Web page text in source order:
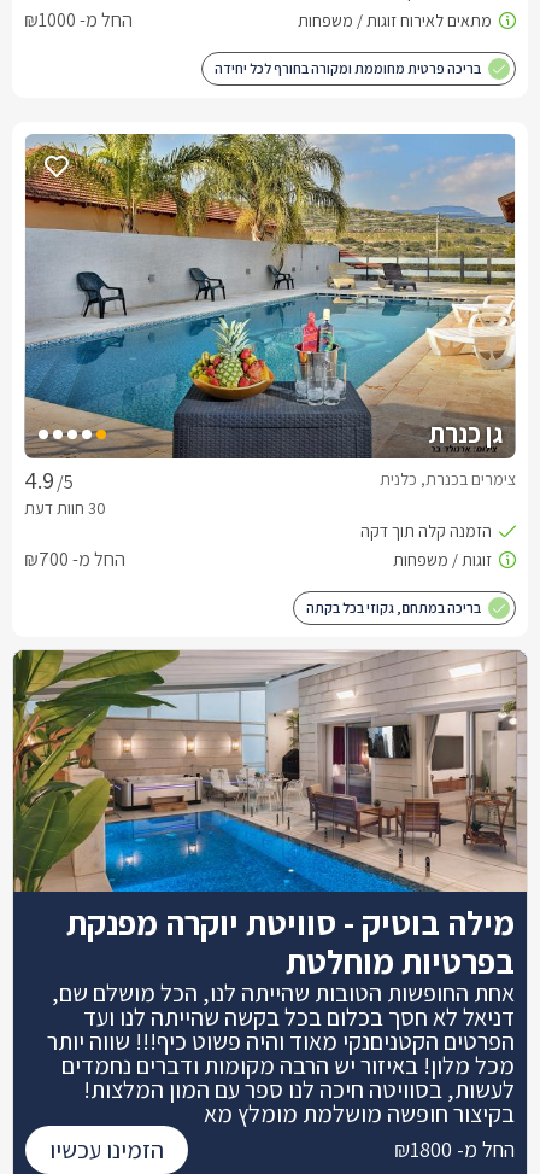
החל מ- ₪1000
בריכה פרטית מחוממת ומקורה בחורף לכל יחידה
גן כנרת
/5 צימרים בכנרת, כלנית
החל מ- ₪700
בריכה במתחם, גקוזי בכל בקתה
מילה בוטיק - סוויטת יוקרה מפנקת
בפרטיות מוחלטת
אחת החופשות הטובות שהייתה לנו, הכל מושלם שם,
דניאל לא חסך בכלום בכל בקשה שהייתה לנו ועד
הפרטים הקטניםנקי מאוד והיה פשוט כיף!!! שווה יותר
מכל מלון! באיזור יש הרבה מקומות ודברים נחמדים
לעשות, בסוויטה חיכה לנו ספר עם המון המלצות!
בקיצור חופשה מושלמת מומלץ מא
החל מ- ₪1800 הזמינו עכשיו